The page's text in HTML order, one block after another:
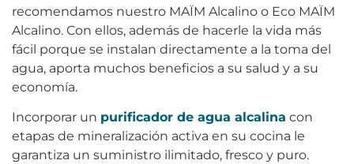
recomendamos nuestro MAÏM Alcalino o Eco MAÏM
Alcalino. Con ellos, además de hacerle la vida más
fácil porque se instalan directamente a la toma del
agua, aporta muchos beneficios a su salud y a su
economía.
Incorporar un purificador de agua alcalina con
etapas de mineralización activa en su cocina le
garantiza un suministro ilimitado, fresco y puro.